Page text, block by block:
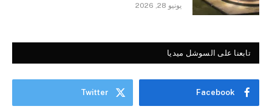
يونيو 28, 2026
تابعنا على السوشل ميديا
Facebook
Twitter